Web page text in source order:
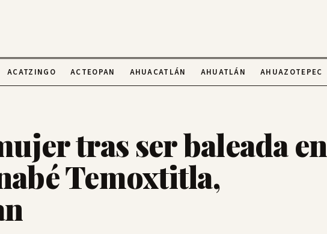
ACATZINGO ACTEOPAN AHUACATLÁN AHUATLÁN AHUAZOTEPEC
tras ser baleada en
Temoxtitla,